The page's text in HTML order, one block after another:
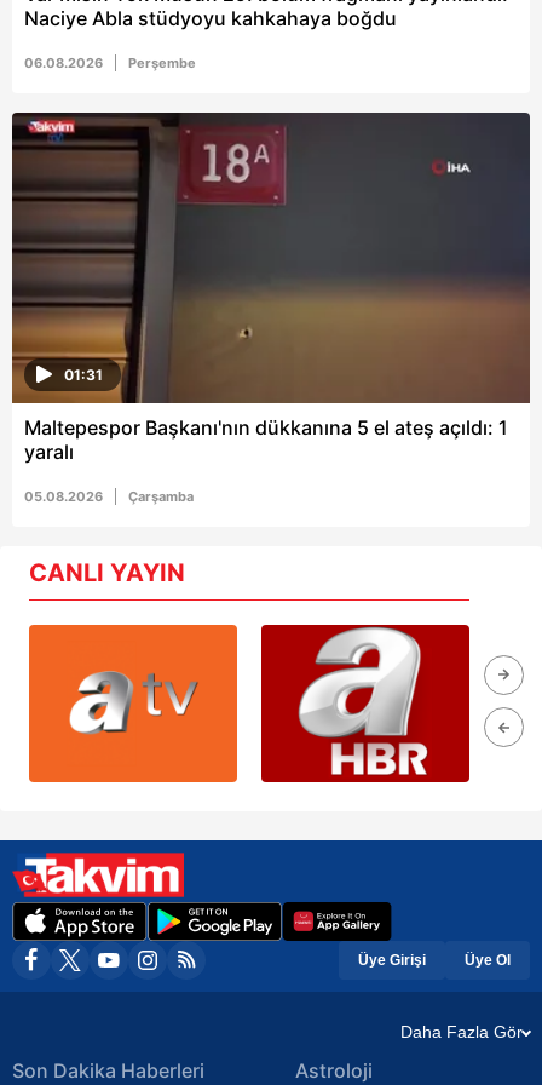
Naciye Abla stüdyoyu kahkahaya boğdu
06.08.2026 Perşembe
01:31
Maltepespor Başkanı'nın dükkanına 5 el ateş açıldı: 1
yaralı
05.08.2026 Çarşamba
CANLI YAYIN
Üye Girişi Üye Ol
Daha Fazla Gör
Son Dakika Haberleri Astroloji